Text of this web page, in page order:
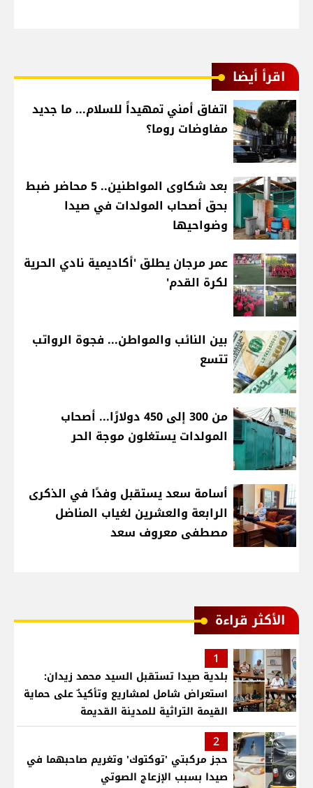
اقرأ أيضا
اتفاق أمني تمهيداً للسلام... ما جديد
مفاوضات روما؟
بعد شكاوى المواطنين.. 5 محاضر ضبط
بحق أصحاب المولدات في صيدا
وضواحيها
عمر مرجان يطلق 'أكاديمية نادي الحرية
لكرة القدم'
بين النائب والمواطن... فجوة الرواتب
تتسع
من 300 إلى 450 دولارًا... أصحاب
المولدات يستغلون موجة الحر
أسامة سعد يستقبل وفدًا في الذكرى
الرابعة والعشرين لغياب المناضل
مصطفى معروف سعد
الأكثر قراءة
1
بلدية صيدا تستقبل السيد محمد زيدان:
استعراض شامل لمشاريع وتأكيدٌ على حماية
القيمة التراثية للمدينة القديمة
2
حجز مركبتي 'توكتوك' وتغريم صاحبهما في
صيدا بسبب الإزعاج الصوتي